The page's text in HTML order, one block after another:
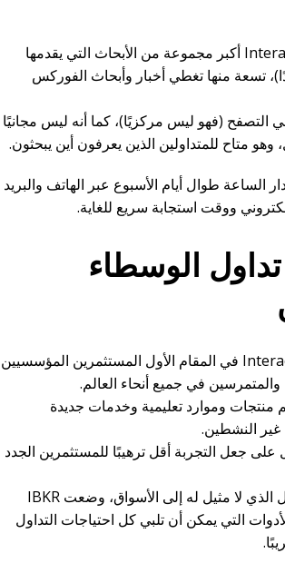
تقدم Interactive Brokers أكبر مجموعة من الأبحاث التي يقدمها
(23 مزودًا)، تسعة منها تغطي أخبار وأبحاث الفوركس
التصفح (فهو ليس مركزيًا)، كما أنه ليس مجانيًا
وهو متاح للمتداولين الذين يعرفون أين يبحثون.
الساعة طوال أيام الأسبوع عبر الهاتف والبريد
ووقت استجابة سريع للغاية.
الوسطاء
تخدم Interactive Brokers في المقام الأول المستثمرين المؤسسيين
والمتمرسين في جميع أنحاء العالم.
منتجات وموارد تعليمية وخدمات جديدة
النشطين.
على جعل التجربة أقل ترهيبًا للمستثمرين الجدد
وبالإضافة إلى الوصول الذي لا مثيل له إلى الأسواق، وضعت IBKR
التي يمكن أن تلبي كل احتياجات التداول